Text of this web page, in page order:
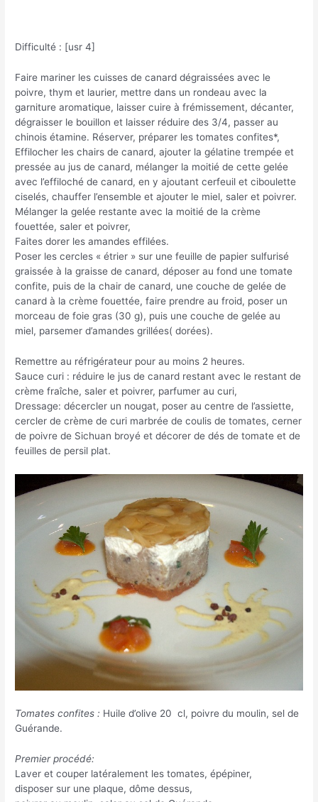
Difficulté : [usr 4]
Faire mariner les cuisses de canard dégraissées avec le
poivre, thym et laurier, mettre dans un rondeau avec la
garniture aromatique, laisser cuire à frémissement, décanter,
dégraisser le bouillon et laisser réduire des 3/4, passer au
chinois étamine. Réserver, préparer les tomates confites*,
Effilocher les chairs de canard, ajouter la gélatine trempée et
pressée au jus de canard, mélanger la moitié de cette gelée
avec l’effiloché de canard, en y ajoutant cerfeuil et ciboulette
ciselés, chauffer l’ensemble et ajouter le miel, saler et poivrer.
Mélanger la gelée restante avec la moitié de la crème
fouettée, saler et poivrer,
Faites dorer les amandes effilées.
Poser les cercles « étrier » sur une feuille de papier sulfurisé
graissée à la graisse de canard, déposer au fond une tomate
confite, puis de la chair de canard, une couche de gelée de
canard à la crème fouettée, faire prendre au froid, poser un
morceau de foie gras (30 g), puis une couche de gelée au
miel, parsemer d’amandes grillées( dorées).
Remettre au réfrigérateur pour au moins 2 heures.
Sauce curi : réduire le jus de canard restant avec le restant de
crème fraîche, saler et poivrer, parfumer au curi,
Dressage: décercler un nougat, poser au centre de l’assiette,
cercler de crème de curi marbrée de coulis de tomates, cerner
de poivre de Sichuan broyé et décorer de dés de tomate et de
feuilles de persil plat.
Tomates confites : Huile d’olive 20 cl, poivre du moulin, sel de
Guérande.
Premier procédé:
Laver et couper latéralement les tomates, épépiner,
disposer sur une plaque, dôme dessus,